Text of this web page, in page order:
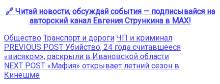
🔗 Читай новости, обсуждай события — подписывайся на
авторский канал Евгения Стрункина в MAX!
Общество Транспорт и дороги ЧП и криминал
Навигация
по
записям
PREVIOUS POST Previous
post:
Убийство, 24 года считавшееся
«висяком», раскрыли в Ивановской области
NEXT POST Next
«Мафия» открывает летний сезон в
Кинешме